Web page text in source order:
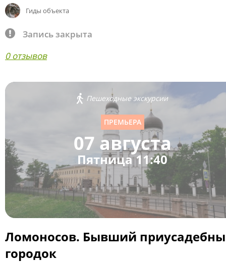
Гиды объекта
Запись закрыта
0 отзывов
Пешеходные экскурсии
ПРЕМЬЕРА
07 августа
Пятница 11:40
Ломоносов. Бывший
городок